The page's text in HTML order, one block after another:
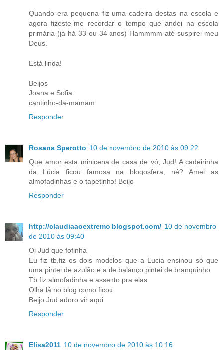
Quando era pequena fiz uma cadeira destas na escola e
agora fizeste-me recordar o tempo que andei na escola
primária (já há 33 ou 34 anos) Hammmm até suspirei meu
Deus.
Está linda!
Beijos
Joana e Sofia
cantinho-da-mamam
Responder
Rosana Sperotto 10 de novembro de 2010 às 09:22
Que amor esta minicena de casa de vó, Jud! A cadeirinha
da Lúcia ficou famosa na blogosfera, né? Amei as
almofadinhas e o tapetinho! Beijo
Responder
http://claudiaaoextremo.blogspot.com/ 10 de novembro
de 2010 às 09:40
Oi Jud que fofinha
Eu fiz tb,fiz os dois modelos que a Lucia ensinou só que
uma pintei de azulão e a de balanço pintei de branquinho
Tb fiz almofadinha e assento pra elas
Olha lá no blog como ficou
Beijo Jud adoro vir aqui
Responder
Elisa2011 10 de novembro de 2010 às 10:16